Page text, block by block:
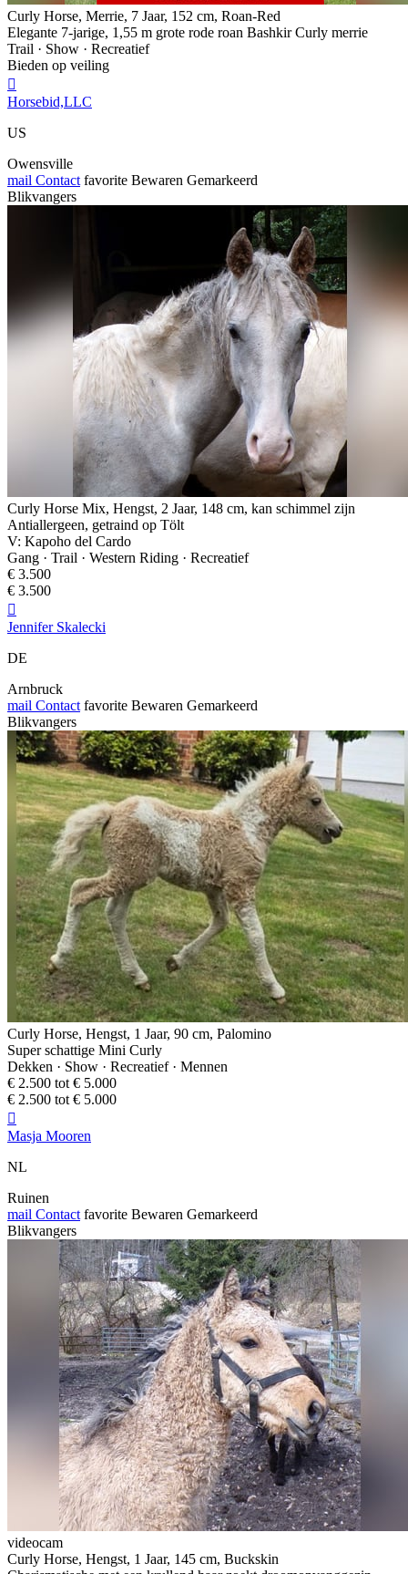
Curly Horse, Merrie, 7 Jaar, 152 cm, Roan-Red
Elegante 7-jarige, 1,55 m grote rode roan Bashkir Curly merrie
Trail · Show · Recreatief
Bieden op veiling

Horsebid,LLC
US
Owensville
mail Contact favorite Bewaren Gemarkeerd
Blikvangers
Curly Horse Mix, Hengst, 2 Jaar, 148 cm, kan schimmel zijn
Antiallergeen, getraind op Tölt
V: Kapoho del Cardo
Gang · Trail · Western Riding · Recreatief
€ 3.500
€ 3.500

Jennifer Skalecki
DE
Arnbruck
mail Contact favorite Bewaren Gemarkeerd
Blikvangers
Curly Horse, Hengst, 1 Jaar, 90 cm, Palomino
Super schattige Mini Curly
Dekken · Show · Recreatief · Mennen
€ 2.500 tot € 5.000
€ 2.500 tot € 5.000

Masja Mooren
NL
Ruinen
mail Contact favorite Bewaren Gemarkeerd
Blikvangers
videocam
Curly Horse, Hengst, 1 Jaar, 145 cm, Buckskin